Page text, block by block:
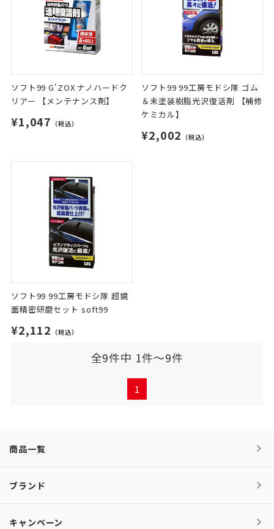
ソフト99 G'ZOX ナノハードク
リアー 【メンテナンス剤】
¥1,047 （税込）
ソフト99 99工房モドシ隊 ゴム
＆未塗装樹脂光沢復活剤 【補修
ケミカル】
¥2,002 （税込）
ソフト99 99工房モドシ隊 超鏡
面精密研磨セット soft99
¥2,112 （税込）
全9件中 1件～9件
1
商品一覧
ブランド
キャンペーン